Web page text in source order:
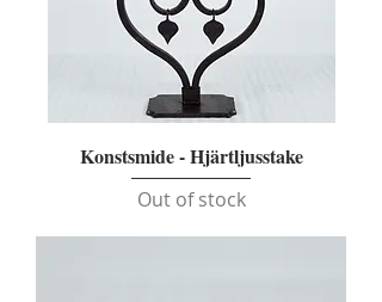
Konstsmide - Hjärtljusstake
Out of stock